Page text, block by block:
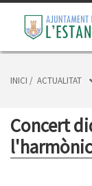
INICI / ACTUALITAT
Concert